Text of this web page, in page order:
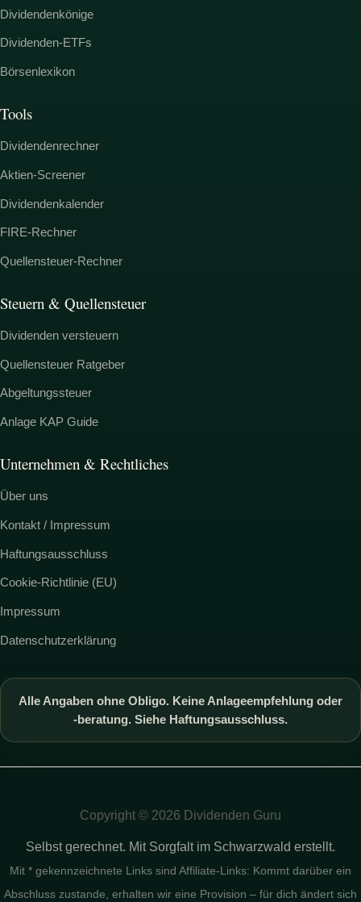
Dividendenkönige
Dividenden-ETFs
Börsenlexikon
Tools
Dividendenrechner
Aktien-Screener
Dividendenkalender
FIRE-Rechner
Quellensteuer-Rechner
Steuern & Quellensteuer
Dividenden versteuern
Quellensteuer Ratgeber
Abgeltungssteuer
Anlage KAP Guide
Unternehmen & Rechtliches
Über uns
Kontakt / Impressum
Haftungsausschluss
Cookie-Richtlinie (EU)
Impressum
Datenschutzerklärung
Alle Angaben ohne Obligo. Keine Anlageempfehlung oder
-beratung. Siehe Haftungsausschluss.
Copyright © 2026 Dividenden Guru
Selbst gerechnet. Mit Sorgfalt im Schwarzwald erstellt.
Mit * gekennzeichnete Links sind Affiliate-Links: Kommt darüber ein
Abschluss zustande, erhalten wir eine Provision – für dich ändert sich